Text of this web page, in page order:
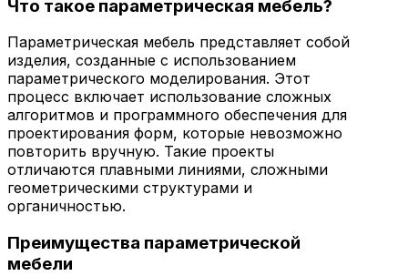
Что такое параметрическая мебель?
Параметрическая мебель представляет собой
изделия, созданные с использованием
параметрического моделирования. Этот
процесс включает использование сложных
алгоритмов и программного обеспечения для
проектирования форм, которые невозможно
повторить вручную. Такие проекты
отличаются плавными линиями, сложными
геометрическими структурами и
органичностью.
Преимущества параметрической
мебели